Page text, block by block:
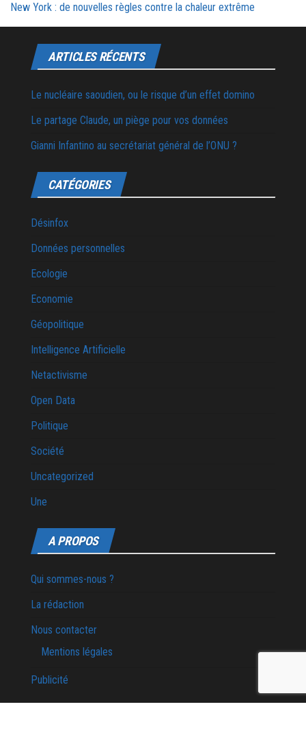
New York : de nouvelles règles contre la chaleur extrême
ARTICLES RÉCENTS
Le nucléaire saoudien, ou le risque d’un effet domino
Le partage Claude, un piège pour vos données
Gianni Infantino au secrétariat général de l’ONU ?
CATÉGORIES
Désinfox
Données personnelles
Ecologie
Economie
Géopolitique
Intelligence Artificielle
Netactivisme
Open Data
Politique
Société
Uncategorized
Une
A PROPOS
Qui sommes-nous ?
La rédaction
Nous contacter
Mentions légales
Publicité